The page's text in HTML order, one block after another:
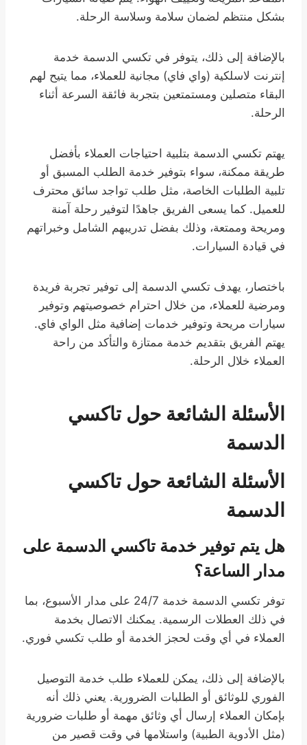
بشكل منتظم لضمان سلامة وسلاسة الرحلة.
بالإضافة إلى ذلك، يتوفر في تكسي الدسمة خدمة
إنترنت لاسلكية (واي فاي) مجانية للعملاء، مما يتيح لهم
البقاء متصلين ومستمتعين بتجربة فائقة السرعة أثناء
الرحلة.
يهتم تكسي الدسمة بتلبية احتياجات العملاء بأفضل
طريقة ممكنة، سواء بتوفير خدمة الطلب المسبق أو
تلبية الطلبات الخاصة، مثل طلب تواجد سائق محترف
للعميل. كما يسعى الفريق جاهدًا لتوفير رحلة آمنة
ومريحة وممتعة، وذلك بفضل تدريبهم الشامل وخبراتهم
في قيادة السيارات.
باختصار، يهدف تكسي الدسمة إلى توفير تجربة فريدة
ومرضية للعملاء، من خلال احترام خصوصيتهم وتوفير
سيارات مريحة وتوفير خدمات إضافية مثل الواي فاي.
يهتم الفريق بتقديم خدمة ممتازة والتأكد من راحة
العملاء خلال الرحلة.
الأسئلة الشائعة حول تاكسي
الدسمة
الأسئلة الشائعة حول تاكسي
الدسمة
هل يتم توفير خدمة تاكسي الدسمة على
مدار الساعة؟
توفر تكسي الدسمة خدمة 24/7 على مدار الأسبوع، بما
في ذلك العطلات الرسمية. يمكنك الاتصال بخدمة
العملاء في أي وقت لحجز الخدمة أو طلب تكسي فوري.
بالإضافة إلى ذلك، يمكن للعملاء طلب خدمة التوصيل
الفوري للوثائق أو الطلبات الضرورية. يعني ذلك أنه
بإمكان العملاء إرسال أي وثائق مهمة أو طلبات ضرورية
(مثل الأدوية الطبية) واستلامها في وقت قصير من